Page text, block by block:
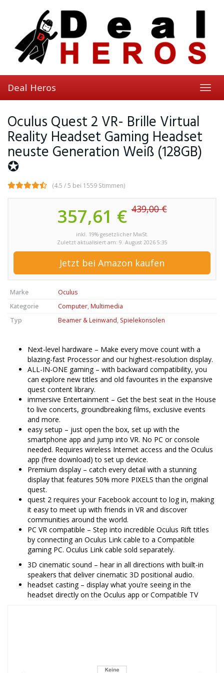
Deal Heros
Oculus Quest 2 VR- Brille Virtual
Reality Headset Gaming Headset
neuste Generation Weiß (128GB)
✪
(4.5 / 5 bei 1559 Stimmen)
357,61 €439,00 €
inkl. 19% gesetzlicher MwSt.
Zuletzt aktualisiert am: 9. August 2026 5:35
Jetzt bei Amazon kaufen
Marke
Oculus
Kategorie
Computer, Multimedia
Typ
Beamer & Leinwand, Spielekonsolen
Next-level hardware – Make every move count with a
blazing-fast Processor and our highest-resolution display.
ALL-IN-ONE gaming – with backward compatibility, you
can explore new titles and old favourites in the expansive
quest content library.
immersive Entertainment – Get the best seat in the House
to live concerts, groundbreaking films, exclusive events
and more.
easy setup – just open the box, set up with the
smartphone app and jump into VR. No PC or console
needed. Requires wireless Internet access and the Oculus
app (free download) to set up device.
Premium display – catch every detail with a stunning
display that features 50% more PIXELS than the original
quest.
quest 2 requires your Facebook account to log in, making
it easy to meet up with friends in VR and discover
communities around the world.
PC VR compatible – Step into incredible Oculus Rift titles
by connecting an Oculus Link cable to a Compatible
gaming PC. Oculus Link cable sold separately.
3D cinematic sound – hear in all directions with built-in
speakers that deliver cinematic 3D positional audio.
headset casting – display what you’re seeing in the
headset directly on the Oculus app or Compatible TV